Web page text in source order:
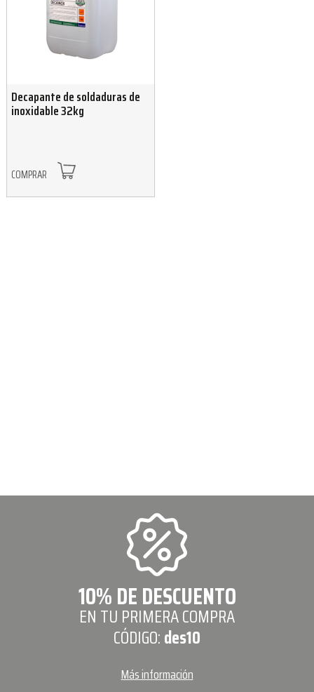
Decapante de soldaduras de
inoxidable 32kg
COMPRAR
10% DE DESCUENTO
EN TU PRIMERA COMPRA
CÓDIGO:des10
Más información